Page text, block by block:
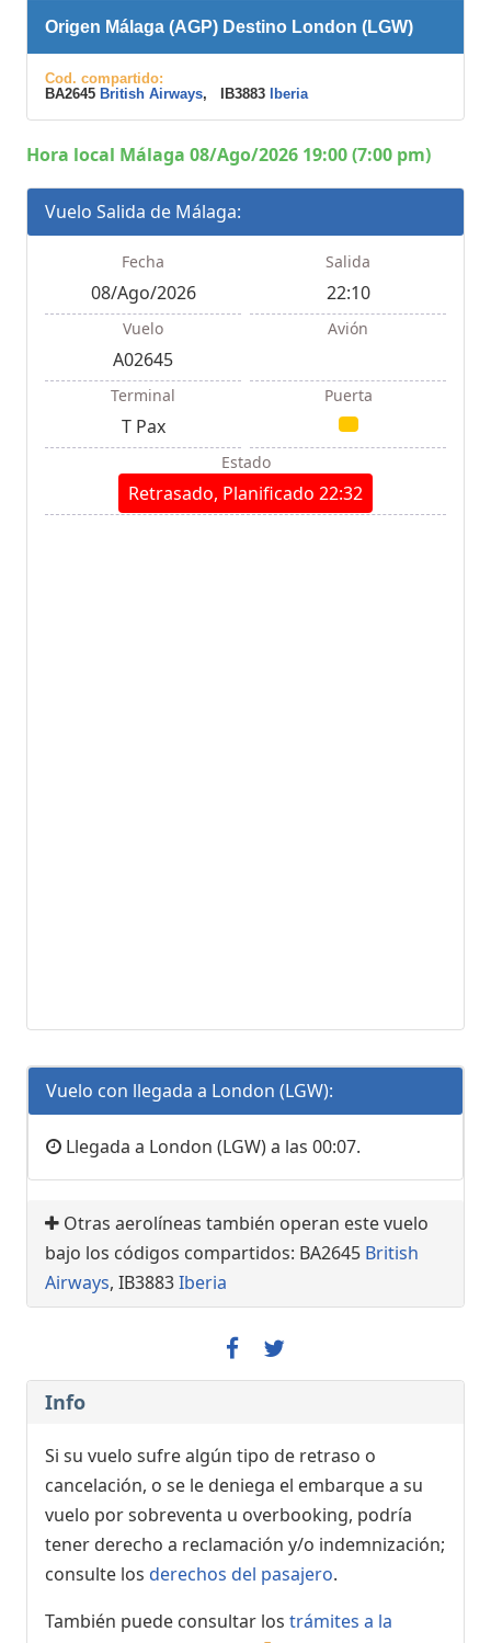
Origen Málaga (AGP) Destino London (LGW)
Cod. compartido:
BA2645 British Airways, IB3883 Iberia
Hora local Málaga 08/Ago/2026 19:00 (7:00 pm)
Vuelo Salida de Málaga:
Fecha
08/Ago/2026
Salida
22:10
Vuelo
A02645
Avión
Terminal
T Pax
Puerta
Estado
Retrasado, Planificado 22:32
Vuelo con llegada a London (LGW):
Llegada a London (LGW) a las 00:07.
Otras aerolíneas también operan este vuelo
bajo los códigos compartidos: BA2645 British
Airways, IB3883Iberia
Info
Si su vuelo sufre algún tipo de retraso o
cancelación, o se le deniega el embarque a su
vuelo por sobreventa u overbooking, podría
tener derecho a reclamación y/o indemnización;
consulte los derechos del pasajero.
También puede consultar los trámites a la